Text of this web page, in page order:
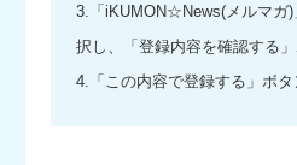
3.「iKUMON☆News(メルマガ)
択し、「登録内容を確認する
4.「この内容で登録する」ボ